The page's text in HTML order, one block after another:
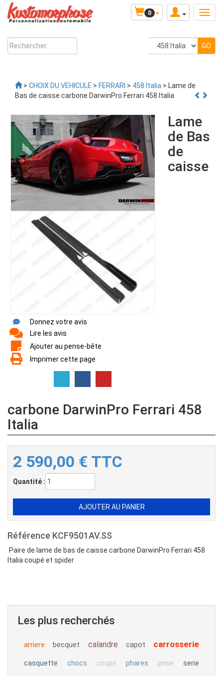
0
> CHOIX DU VEHICULE > FERRARI > 458 Italia > Lame de
Bas de caisse carbone DarwinPro Ferrari 458 Italia
Donnez votre avis
Lire les avis
Ajouter au pense-bête
Imprimer cette page
Lame
de Bas
de
caisse
carbone DarwinPro Ferrari 458
Italia
2 590,00 € TTC
Quantité :
Référence KCF9501AV.SS
Paire de lame de bas de caisse carbone DarwinPro Ferrari 458
Italia coupé et spider
Les plus recherchés
arriere becquet calandre capot carrosserie
casquette chocs coupe phares prise serie